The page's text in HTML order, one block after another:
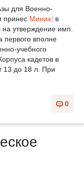
для Военно-
принес Миних: в
на утверждение имп.
первого вполне
учебного
кадетов в
13 до 18 л. При
0